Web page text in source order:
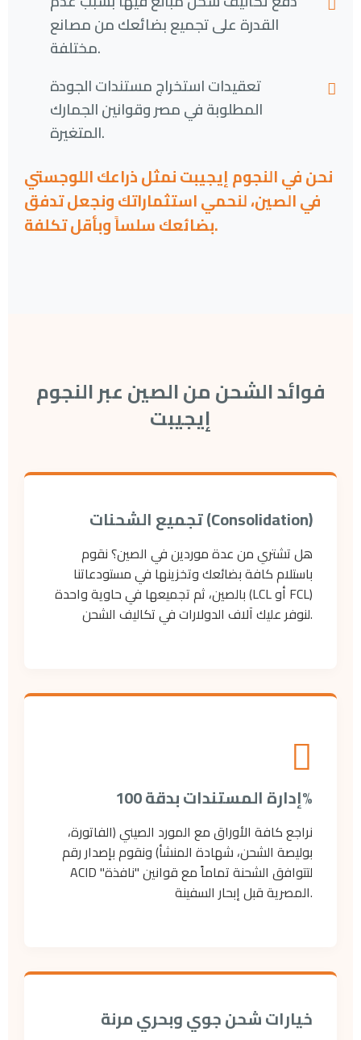
القدرة على تجميع بضائعك من مصانع
مختلفة.
تعقيدات استخراج مستندات الجودة
المطلوبة في مصر وقوانين الجمارك
المتغيرة.
نحن في النجوم إيجيبت نمثل ذراعك اللوجستي
في الصين، لنحمي استثماراتك ونجعل تدفق
بضائعك سلساً وبأقل تكلفة.
فوائد الشحن من الصين عبر النجوم
إيجيبت
تجميع الشحنات (Consolidation)
هل تشتري من عدة موردين في الصين؟ نقوم
باستلام كافة بضائعك وتخزينها في مستودعاتنا
بالصين، ثم تجميعها في حاوية واحدة (LCL أو FCL)
لنوفر عليك آلاف الدولارات في تكاليف الشحن.
إدارة المستندات بدقة 100%
نراجع كافة الأوراق مع المورد الصيني (الفاتورة،
بوليصة الشحن، شهادة المنشأ) ونقوم بإصدار رقم
ACID لتتوافق الشحنة تماماً مع قوانين "نافذة"
المصرية قبل إبحار السفينة.
خيارات شحن جوي وبحري مرنة